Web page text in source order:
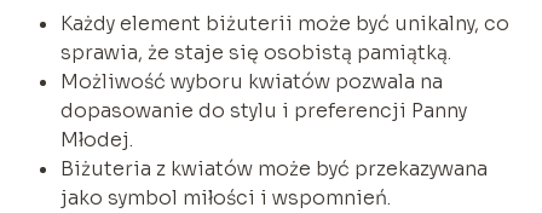
Każdy element biżuterii może być unikalny, co
sprawia, że staje się osobistą pamiątką.
Możliwość wyboru kwiatów pozwala na
dopasowanie do stylu i preferencji Panny
Młodej.
Biżuteria z kwiatów może być przekazywana
jako symbol miłości i wspomnień.